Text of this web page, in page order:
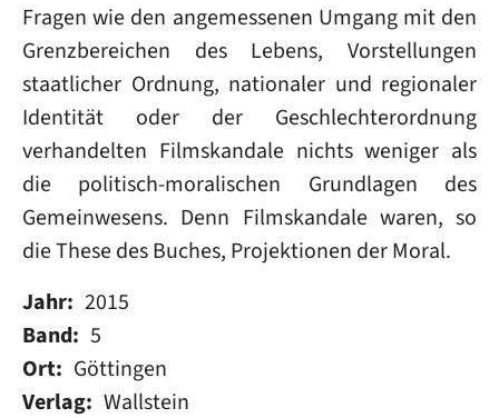
Fragen wie den angemessenen Umgang mit den
Grenzbereichen des Lebens, Vorstellungen
staatlicher Ordnung, nationaler und regionaler
Identität oder der Geschlechterordnung
verhandelten Filmskandale nichts weniger als
die politisch-moralischen Grundlagen des
Gemeinwesens. Denn Filmskandale waren, so
die These des Buches, Projektionen der Moral.
Jahr 2015
Band 5
Ort
Göttingen
Verlag Wallstein